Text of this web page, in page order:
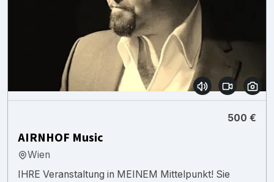
500 €
AIRNHOF Music
Wien
IHRE Veranstaltung in MEINEM Mittelpunkt! Sie